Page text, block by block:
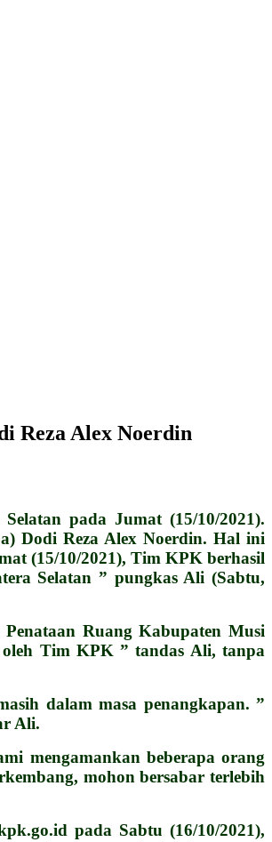
Reza Alex Noerdin
pada Jumat (15/10/2021).
Dodi Reza Alex Noerdin. Hal ini
(15/10/2021), Tim KPK berhasil
Selatan ” pungkas Ali (Sabtu,
Ruang Kabupaten Musi
Tim KPK ” tandas Ali, tanpa
dalam masa penangkapan. ”
Ali.
mengamankan beberapa orang
mohon bersabar terlebih
pada Sabtu (16/10/2021),